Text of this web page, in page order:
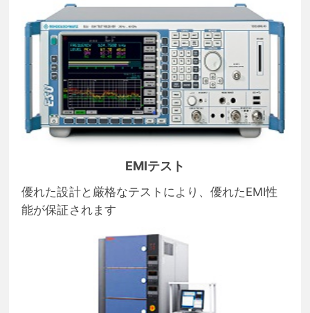
EMIテスト
優れた設計と厳格なテストにより、優れたEMI性
能が保証されます